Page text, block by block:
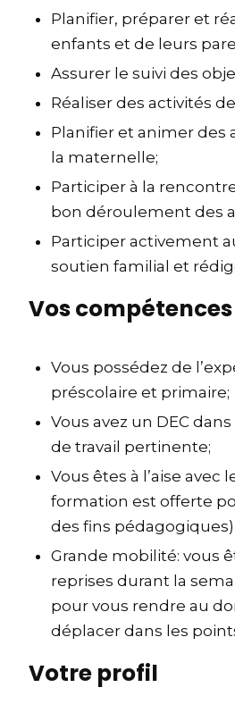
Planifier, préparer et
enfants et de leurs
Assurer le suivi des
Réaliser des activités
Planifier et animer des
la maternelle;
Participer à la
bon déroulement des
Participer activement
soutien familial et
Vos compétences
Vous possédez de
préscolaire et primaire;
Vous avez un DEC
de travail pertinente;
Vous êtes à l’aise
formation est offerte
des fins pédagogiques)
Grande mobilité: vous
reprises durant la
pour vous rendre au
déplacer dans les
Votre profil